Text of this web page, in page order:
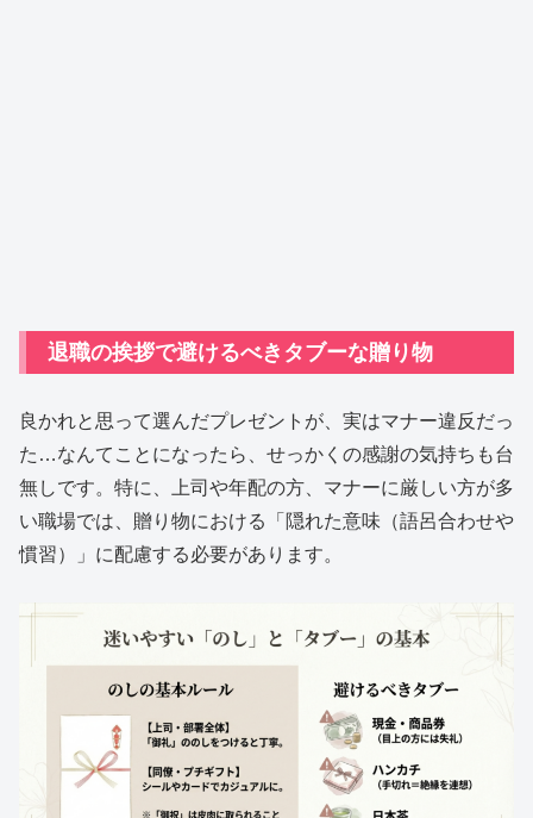
退職の挨拶で避けるべきタブーな贈り物
良かれと思って選んだプレゼントが、実はマナー違反だっ
た…なんてことになったら、せっかくの感謝の気持ちも台
無しです。特に、上司や年配の方、マナーに厳しい方が多
い職場では、贈り物における「隠れた意味（語呂合わせや
慣習）」に配慮する必要があります。